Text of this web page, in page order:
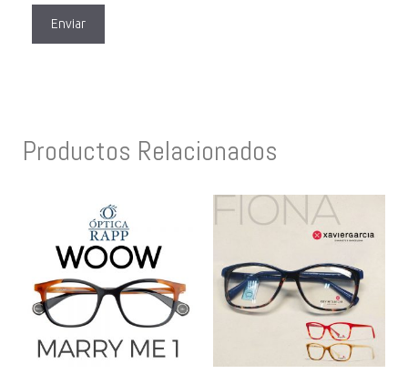
Productos Relacionados